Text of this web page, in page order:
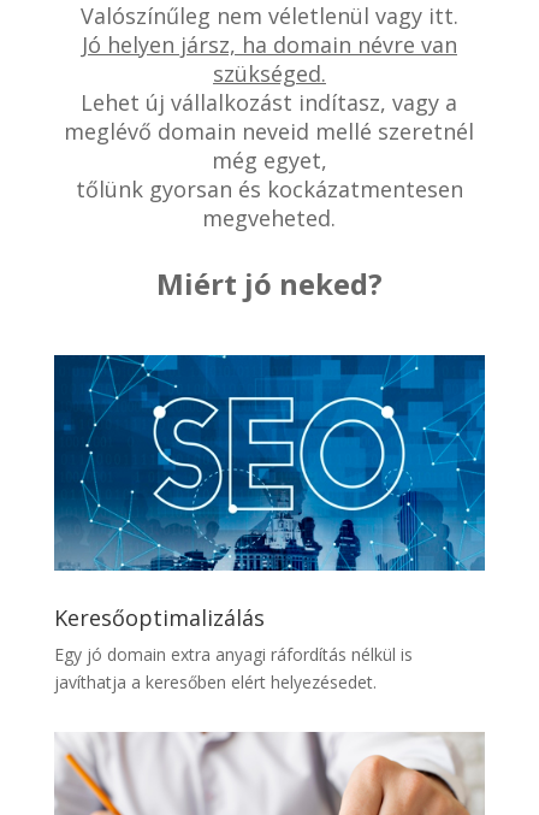
Valószínűleg nem véletlenül vagy itt.
Jó helyen jársz, ha domain névre van
szükséged.
Lehet új vállalkozást indítasz, vagy a
meglévő domain neveid mellé szeretnél
még egyet,
tőlünk gyorsan és kockázatmentesen
megveheted.
Miért jó neked?
Keresőoptimalizálás
Egy jó domain extra anyagi ráfordítás nélkül is
javíthatja a keresőben elért helyezésedet.